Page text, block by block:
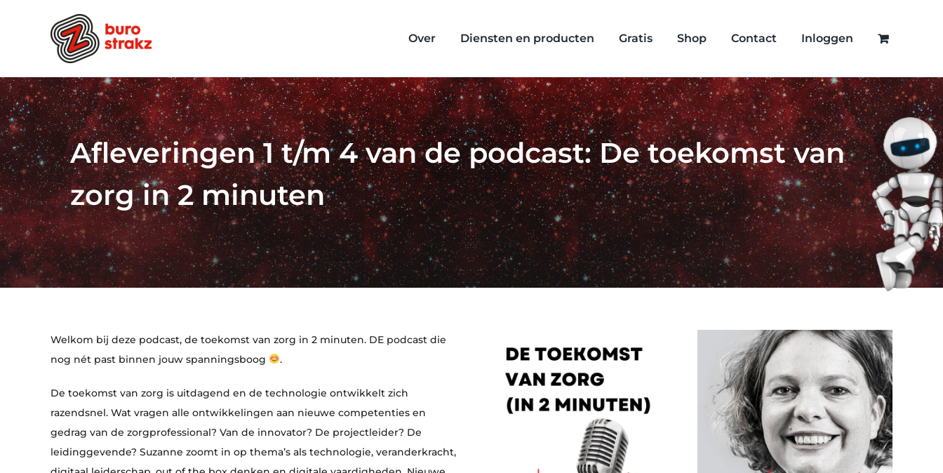
Over Diensten en producten Gratis Shop Contact Inloggen
Afleveringen 1 t/m 4 van de podcast: De toekomst van
zorg in 2 minuten
Welkom bij deze podcast, de toekomst van zorg in 2 minuten. DE podcast die
nog nét past binnen jouw spanningsboog
.
De toekomst van zorg is uitdagend en de technologie ontwikkelt zich
razendsnel. Wat vragen alle ontwikkelingen aan nieuwe competenties en
gedrag van de zorgprofessional? Van de innovator? De projectleider? De
leidinggevende? Suzanne zoomt in op thema’s als technologie, veranderkracht,